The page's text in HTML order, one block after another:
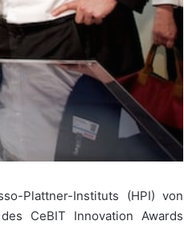
Plattner-Instituts (HPI) von
CeBIT Innovation Awards